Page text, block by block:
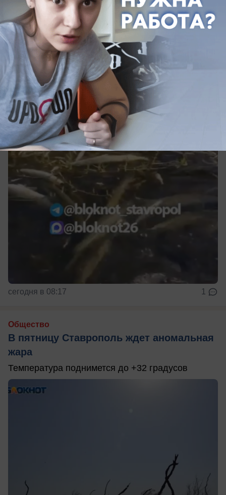
сегодня в 08:30 3
Общество
Начали проверку после массовой гибели
рыбы на озере Барсуки в
Ставропольском крае
После публикации нашей редакции
сегодня в 08:17 1
Общество
В пятницу Ставрополь ждет аномальная
жара
Температура поднимется до +32 градусов